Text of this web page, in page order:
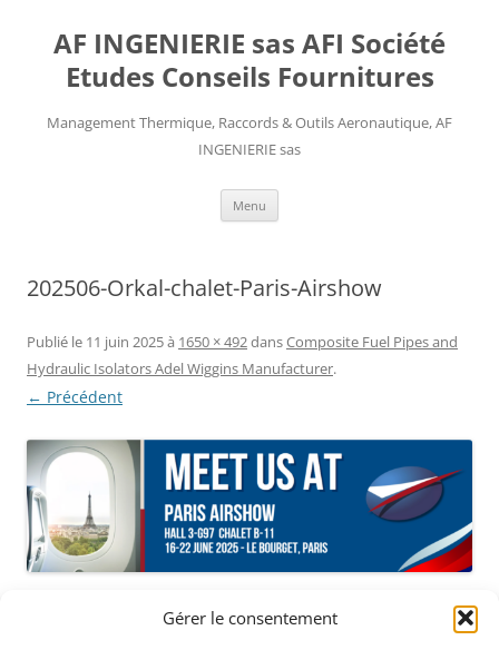
Gérer le consentement
AF INGENIERIE sas AFI Société
Etudes Conseils Fournitures
Management Thermique, Raccords & Outils Aeronautique, AF
INGENIERIE sas
Menu
202506-Orkal-chalet-Paris-Airshow
Publié le 11 juin 2025à 1650 × 492dansComposite Fuel Pipes and
Hydraulic Isolators Adel Wiggins Manufacturer.
← Précédent